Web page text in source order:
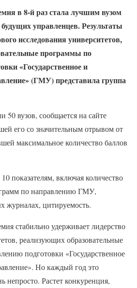
в 8-й раз стала лучшим вузом
управленцев. Результаты
исследования университетов,
программы по
«Государственное и
(ГМУ) представила группа
50 вузов, сообщается на сайте
его со значительным отрывом от
максимальное количество баллов
показателям, включая количество
по направлению ГМУ,
журналах, цитируемость.
стабильно удерживает лидерство
реализующих образовательные
подготовки «Государственное
Но каждый год это
непросто. Растет конкуренция,